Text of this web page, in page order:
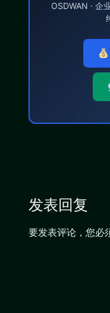
OSDWAN · 企
发表回复
要发表评论，您必